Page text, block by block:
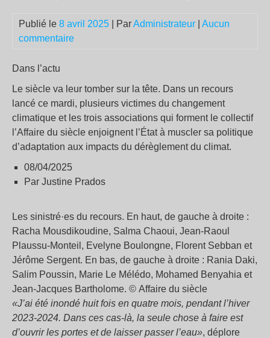
Publié le 8 avril 2025 | ParAdministrateur
Aucun
commentaire
Dans l’actu
Le siècle va leur tomber sur la tête. Dans un recours
lancé ce mardi, plusieurs victimes du changement
climatique et les trois associations qui forment le collectif
l’Affaire du siècle enjoignent l’État à muscler sa politique
d’adaptation aux impacts du dérèglement du climat.
08/04/2025
Par Justine Prados
Les sinistré·es du recours. En haut, de gauche à droite :
Racha Mousdikoudine, Salma Chaoui, Jean-Raoul
Plaussu-Monteil, Evelyne Boulongne, Florent Sebban et
Jérôme Sergent. En bas, de gauche à droite : Rania Daki,
Salim Poussin, Marie Le Mélédo, Mohamed Benyahia et
Jean-Jacques Bartholome. © Affaire du siècle
«J’ai été inondé huit fois en quatre mois, pendant l’hiver
2023-2024. Dans ces cas-là, la seule chose à faire est
d’ouvrir les portes et de laisser passer l’eau», déplore